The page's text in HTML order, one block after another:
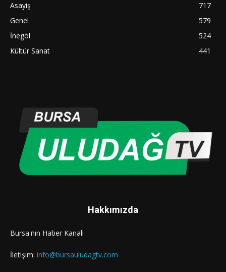
Asayiş
717
Genel
579
İnegöl
524
Kültür Sanat
441
Hakkımızda
Bursa'nın Haber Kanalı
İletişim: info@bursauludagtv.com